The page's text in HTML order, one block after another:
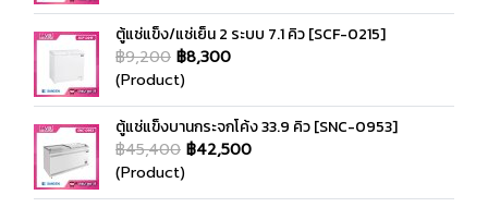
ตู้แช่แข็ง/แช่เย็น 2 ระบบ 7.1 คิว [SCF-0215]
฿9,200 ฿8,300
(Product)
ตู้แช่แข็งบานกระจกโค้ง 33.9 คิว [SNC-0953]
฿45,400 ฿42,500
(Product)